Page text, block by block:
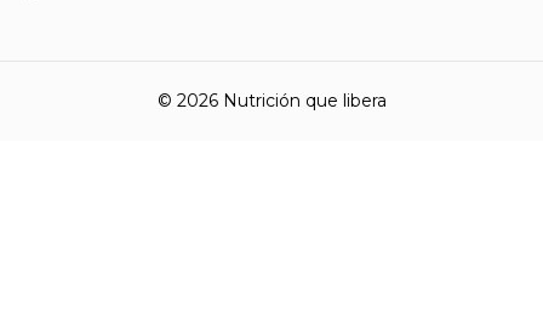
© 2026 Nutrición que libera